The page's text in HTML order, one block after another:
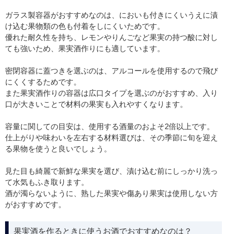
ガラス製容器がおすすめなのは、においも付きにくいうえに漬
け込む果物類の色も付着をしにくいためです。
優れた耐久性を持ち、レモンやりんごなど果実の持つ酸に対し
ても強いため、果実酒作りにも適しています。
密閉容器に蓋つきを選ぶのは、アルコールを使用するので飛び
にくくするためです。
また果実酒作りの容器は広口タイプを選ぶのがおすすめ、入り
口が大きいことで材料の果実も入れやすくなります。
容量に関しての目安は、使用する酒量のおよそ2倍以上です。
仕上がりや味わいを左右する材料選びは、その季節に旬を迎え
る果物を使うと良いでしょう。
見た目も綺麗で新鮮な果実を選び、漬け込む前にしっかり洗っ
て水気もふき取ります。
酒が濁らないように、熟した果実や傷あり果実は使用しない方
がおすすめです。
果実酒を作るときに使うお酒でおすすめなのは？